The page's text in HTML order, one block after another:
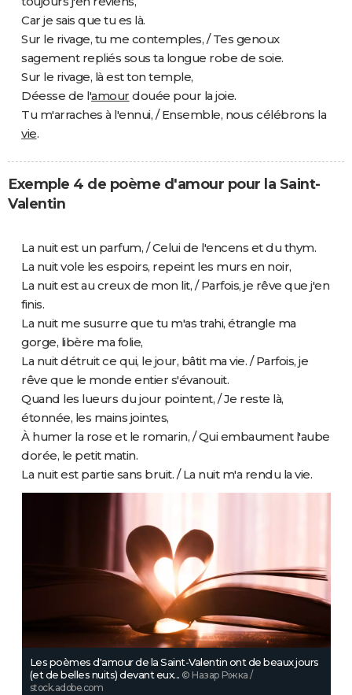
Car je sais que tu es là.
Sur le rivage, tu me contemples, / Tes genoux
sagement repliés sous ta longue robe de soie.
Sur le rivage, là est ton temple,
Déesse de l'amour douée pour la joie.
Tu m'arraches à l'ennui, / Ensemble, nous célébrons la
vie.
Exemple 4 de poème d'amour pour la Saint-
Valentin
La nuit est un parfum, / Celui de l'encens et du thym.
La nuit vole les espoirs, repeint les murs en noir,
La nuit est au creux de mon lit, / Parfois, je rêve que j'en
finis.
La nuit me susurre que tu m'as trahi, étrangle ma
gorge, libère ma folie,
La nuit détruit ce qui, le jour, bâtit ma vie. / Parfois, je
rêve que le monde entier s'évanouit.
Quand les lueurs du jour pointent, / Je reste là,
étonnée, les mains jointes,
À humer la rose et le romarin, / Qui embaument l'aube
dorée, le petit matin.
La nuit est partie sans bruit. / La nuit m'a rendu la vie.
Les poèmes d'amour de la Saint-Valentin ont de beaux jours
(et de belles nuits) devant eux... © Назар Ріжка /
stock.adobe.com